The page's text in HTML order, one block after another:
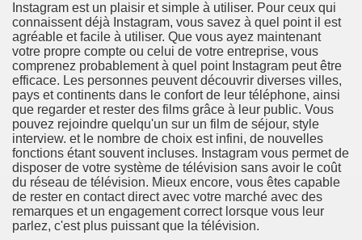
Instagram est un plaisir et simple à utiliser. Pour ceux qui
connaissent déjà Instagram, vous savez à quel point il est
agréable et facile à utiliser. Que vous ayez maintenant
votre propre compte ou celui de votre entreprise, vous
comprenez probablement à quel point Instagram peut être
efficace. Les personnes peuvent découvrir diverses villes,
pays et continents dans le confort de leur téléphone, ainsi
que regarder et rester des films grâce à leur public. Vous
pouvez rejoindre quelqu'un sur un film de séjour, style
interview. et le nombre de choix est infini, de nouvelles
fonctions étant souvent incluses. Instagram vous permet de
disposer de votre système de télévision sans avoir le coût
du réseau de télévision. Mieux encore, vous êtes capable
de rester en contact direct avec votre marché avec des
remarques et un engagement correct lorsque vous leur
parlez, c'est plus puissant que la télévision.
to Choose a Vacation Hire Over a Resort
Cannot Attend a Funeral Company
Red Wine
in Hollywood